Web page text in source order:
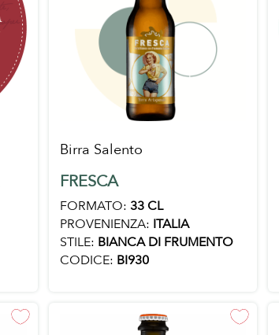
Birra Salento
FRESCA
FORMATO: 33 CL
PROVENIENZA: ITALIA
STILE: BIANCA DI FRUMENTO
CODICE: BI930